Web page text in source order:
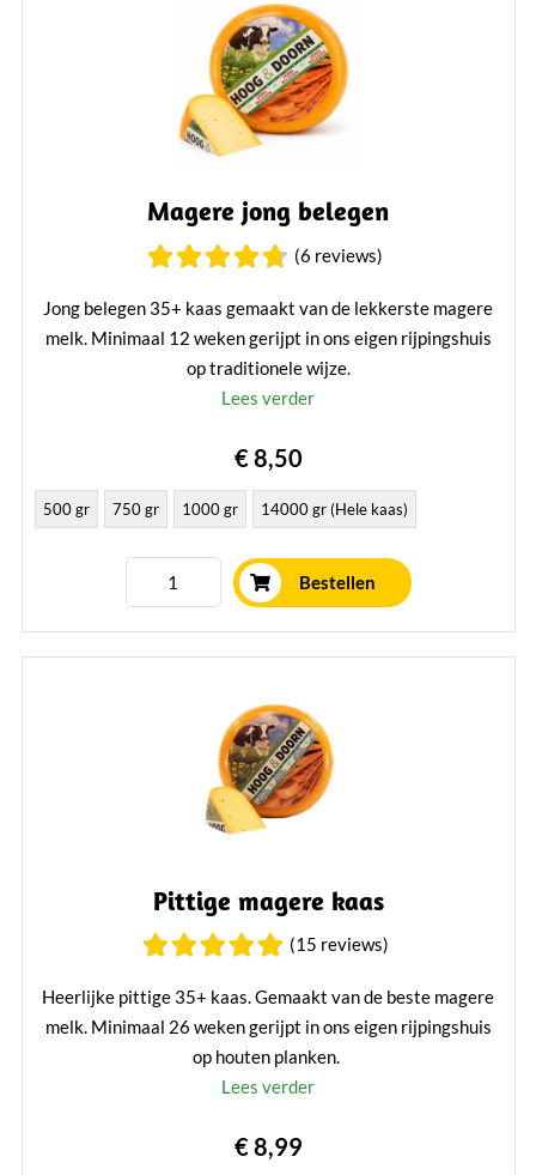
Magere jong belegen
(6 reviews)
Jong belegen 35+ kaas gemaakt van de lekkerste magere
melk. Minimaal 12 weken gerijpt in ons eigen rijpingshuis
op traditionele wijze.
Lees verder
€ 8,50
500 gr 750 gr 1000 gr 14000 gr (Hele kaas)
Bestellen
Pittige magere kaas
(15 reviews)
Heerlijke pittige 35+ kaas. Gemaakt van de beste magere
melk. Minimaal 26 weken gerijpt in ons eigen rijpingshuis
op houten planken.
Lees verder
€ 8,99